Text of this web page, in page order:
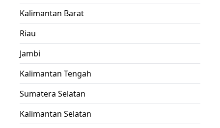
Kalimantan Barat
Riau
Jambi
Kalimantan Tengah
Sumatera Selatan
Kalimantan Selatan